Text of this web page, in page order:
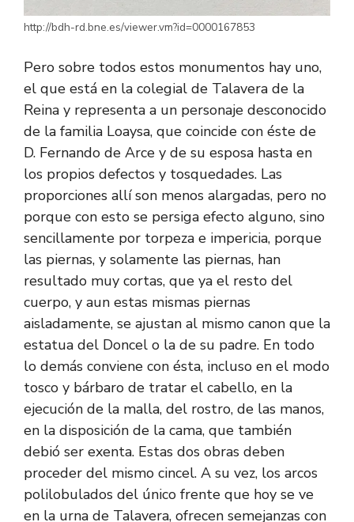
http://bdh-rd.bne.es/viewer.vm?id=0000167853
Pero sobre todos estos monumentos hay uno,
el que está en la colegial de Talavera de la
Reina y representa a un personaje desconocido
de la familia Loaysa, que coincide con éste de
D. Fernando de Arce y de su esposa hasta en
los propios defectos y tosquedades. Las
proporciones allí son menos alargadas, pero no
porque con esto se persiga efecto alguno, sino
sencillamente por torpeza e impericia, porque
las piernas, y solamente las piernas, han
resultado muy cortas, que ya el resto del
cuerpo, y aun estas mismas piernas
aisladamente, se ajustan al mismo canon que la
estatua del Doncel o la de su padre. En todo
lo demás conviene con ésta, incluso en el modo
tosco y bárbaro de tratar el cabello, en la
ejecución de la malla, del rostro, de las manos,
en la disposición de la cama, que también
debió ser exenta. Estas dos obras deben
proceder del mismo cincel. A su vez, los arcos
polilobulados del único frente que hoy se ve
en la urna de Talavera, ofrecen semejanzas con